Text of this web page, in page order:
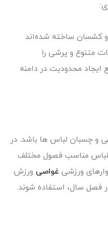
و کشسان ساخته شده‌اند
متنوع و پرشی را
محدودیت در دامنه
و چسبان لباس ها باشد. در
لباس مناسب فصول مختلف
ورزشی غواصی ورزش
فصل سال، استفاده شوند.